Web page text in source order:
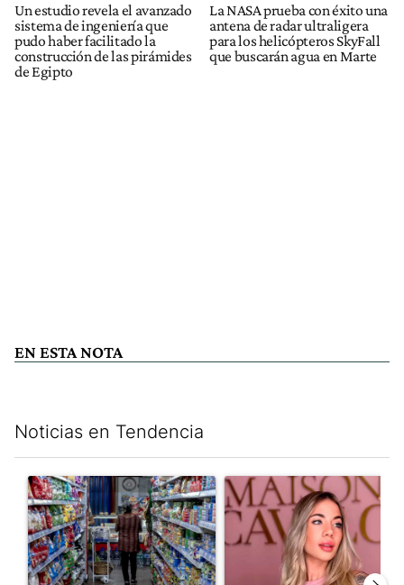
Un estudio revela el avanzado
sistema de ingeniería que
pudo haber facilitado la
construcción de las pirámides
de Egipto
La NASA prueba con éxito una
antena de radar ultraligera
para los helicópteros SkyFall
que buscarán agua en Marte
EN ESTA NOTA
Noticias en Tendencia
Un artículo de tendencia con el título "La inflación en CABA
Un artículo de tendencia con